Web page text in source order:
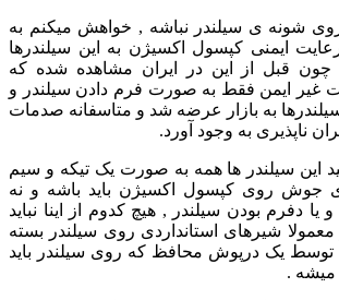
شونه ی سیلندر نباشه , خواهش میکنم به
ایمنی کپسول اکسیژن به این سیلندرها
چون قبل از این در ایران مشاهده شده که
غیر ایمن فقط به صورت فرم دادن سیلندر و
به بازار عرضه شد و متاسفانه صدمات
ناپذیری به وجود آورد.
این سیلندر ها همه به صورت یک تیکه و سیم
روی کپسول اکسیژن باید باشه و نه
دفرم بودن سیلندر , هیچ کدوم از اینا نباید
شیرهای استانداردی روی سیلندر بسته
توسط یک درپوش محافظ که روی سیلندر باید
.